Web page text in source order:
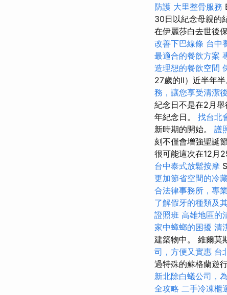
防護 大里整骨服務
30日以紀念母親的
在伊麗莎白去世後
改善下巴線條 台中
最適合的餐飲方案
造理想的餐飲空間
27歲的II）近半年半
務，讓您享受清潔
紀念日不是在2月
年紀念日。 找台北
新時期的開始。 護
刻不僅會增強聖誕
很可能這次在12月
台中泰式放鬆按摩
更加節省空間的冷
合法律事務所，專
了解假牙的種類及
證照班 高雄地區的
家中蟑螂的困擾 清
建築物中。 維爾莫
司，方便又實惠 台
過特殊的蘇格蘭遊
新北除白蟻公司，
全攻略 二手冷凍櫃